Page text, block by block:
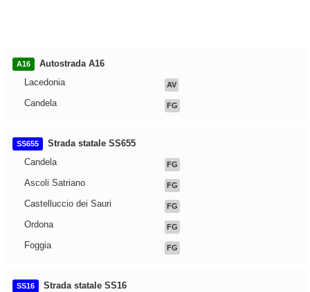
A16
Autostrada A16
Lacedonia
AV
Candela FG
SS655
Strada statale SS655
Candela
FG
Ascoli Satriano FG
Castelluccio dei Sauri FG
Ordona FG
Foggia FG
SS16
Strada statale SS16